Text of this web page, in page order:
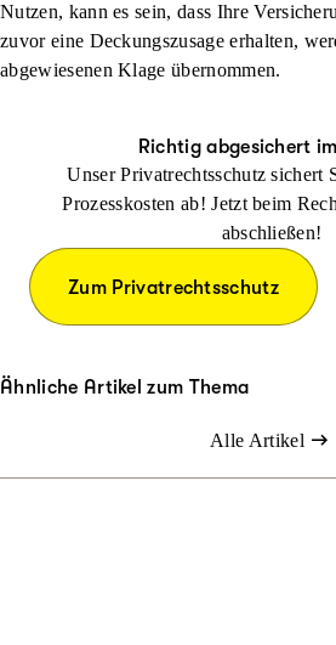
Nutzen, kann es sein, dass Ihre
zuvor eine Deckungszusage erhalten,
abgewiesenen Klage übernommen.
Richtig abgesichert
Unser Privatrechtsschutz sichert
Prozesskosten ab! Jetzt beim
abschließen!
Zum Privatrechtsschutz
Ähnliche Artikel zum Thema
Alle Artikel